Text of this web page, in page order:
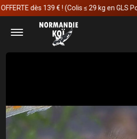
dès 139 € ! (Colis ≤ 29 kg en GLS Point
Accueil Aquariophilie
Poissons &
Poecilia Endler Femelle 3-3.5cm